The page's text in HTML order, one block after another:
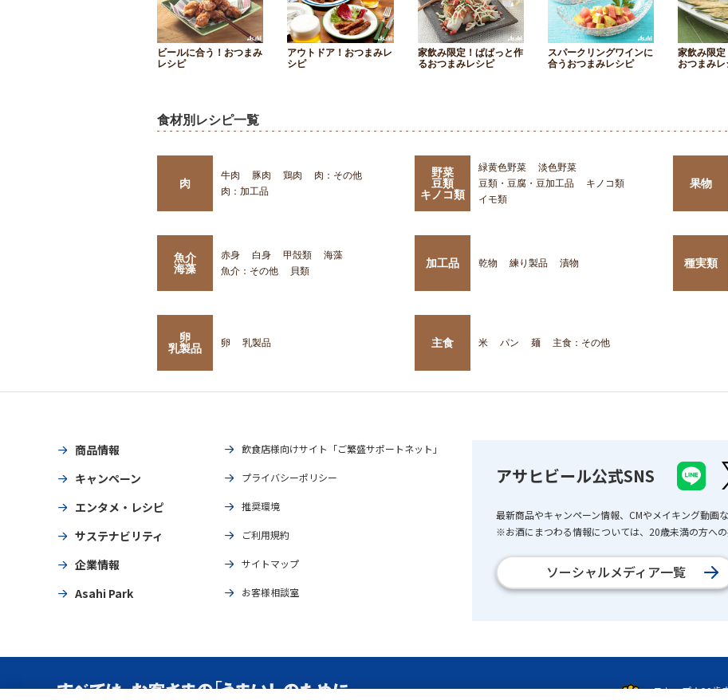
ビールに合う！おつまみ
レシピ
アウトドア！おつまみレ
シピ
家飲み限定！ぱぱっと作
るおつまみレシピ
スパークリングワインに
合うおつまみレシピ
家飲み限
おつまみレ
食材別レシピ一覧
肉
牛肉 豚肉 鶏肉
肉：その他
肉：加工品
野菜
豆類
キノコ類
緑黄色野菜
淡色野菜
豆類・豆腐・豆加工品
キノコ類
イモ類
果物
魚介
海藻
赤身 白身 甲殻類
海藻
魚介：その他
貝類
加工品 乾物 練り製品 漬物 種実類
卵
乳製品
卵 乳製品 主食 米 パン 麺 主食：その他
商品情報
キャンペーン
エンタメ・レシピ
サステナビリティ
企業情報
Asahi Park
飲食店様向けサイト「ご繁盛サポートネット」
プライバシーポリシー
推奨環境
ご利用規約
サイトマップ
お客様相談室
アサヒビール公式SNS
最新商品やキャンペーン情報、CMやメイキング動画
※お酒にまつわる情報については、20歳未満の方への
ソーシャルメディア一覧